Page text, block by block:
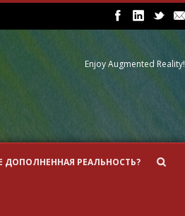
Enjoy Augmented Reality!
ДОПОЛНЕННАЯ РЕАЛЬНОСТЬ?